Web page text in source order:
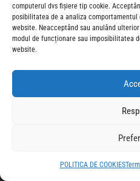
computerul dvs fișiere tip cookie.
posibilitatea de a analiza comportamentul
website. Neacceptând sau anulând
modul de funcționare sau imposibilitatea
website.
POLITICA DE COOKIES
© 2026 CineForum Romania